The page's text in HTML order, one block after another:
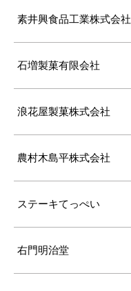
素井興食品工業株式会社
石増製菓有限会社
浪花屋製菓株式会社
農村木島平株式会社
ステーキてっぺい
右門明治堂